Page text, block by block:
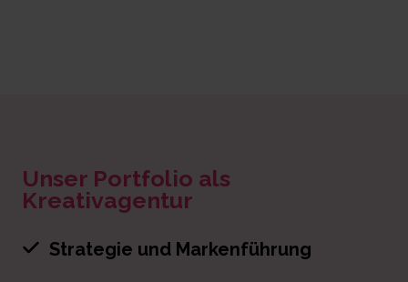
Unser Portfolio als
Kreativagentur
Strategie und Markenführung